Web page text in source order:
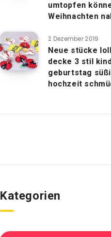
umtopfen
Weihnachten
2 Dezember 2019
Neue stücke
decke 3 stil
geburtstag
hochzeit
Kategorien